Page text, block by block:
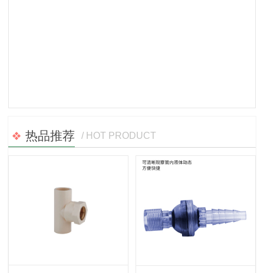
热品推荐 / HOT PRODUCT